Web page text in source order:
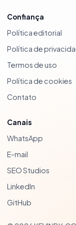
Confiança
Política editorial
Política de
Termos de uso
Política de cookies
Contato
Canais
WhatsApp
E-mail
SEO Studios
LinkedIn
GitHub